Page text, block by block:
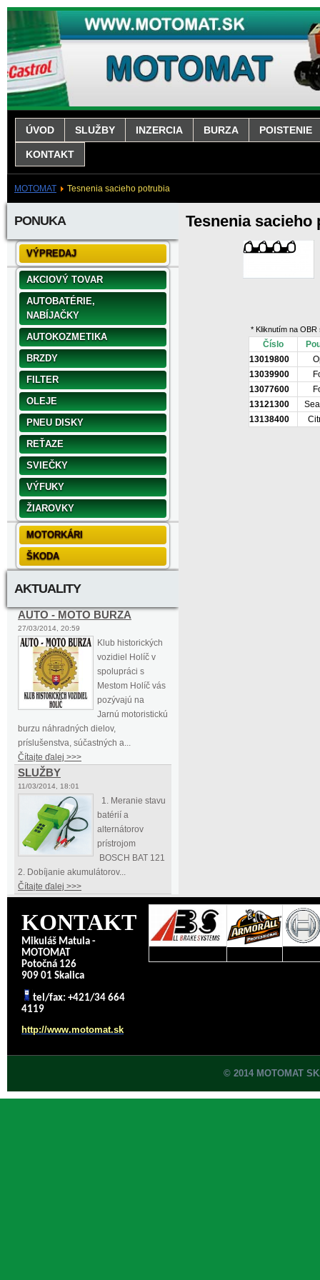
ÚVOD SLUŽBY INZERCIA BURZA POISTENIE
KONTAKT
MOTOMAT Tesnenia sacieho potrubia
PONUKA
VÝPREDAJ
AKCIOVÝ TOVAR
AUTOBATÉRIE,
NABÍJAČKY
AUTOKOZMETIKA
BRZDY
FILTER
OLEJE
PNEU DISKY
REŤAZE
SVIEČKY
VÝFUKY
ŽIAROVKY
MOTORKÁRI
ŠKODA
AKTUALITY
AUTO - MOTO BURZA
27/03/2014, 20:59
Klub historických
vozidiel Holíč v
spolupráci s
Mestom Holíč vás
pozývajú na
Jarnú motoristickú
burzu náhradných dielov,
príslušenstva, súčastných a...
Čítajte ďalej >>>
SLUŽBY
11/03/2014, 18:01
1. Meranie stavu
batérií a
alternátorov
prístrojom
BOSCH BAT 121
2. Dobíjanie akumulátorov...
Čítajte ďalej >>>
Tesnenia sacieho
* Kliknutím na
Číslo
13019800
13039900
13077600
13121300
13138400
KONTAKT
Mikuláš Matula -
MOTOMAT
Potočná 126
909 01 Skalica
tel/fax: +421/34 664
4119
http://www.motomat.sk
© 2014